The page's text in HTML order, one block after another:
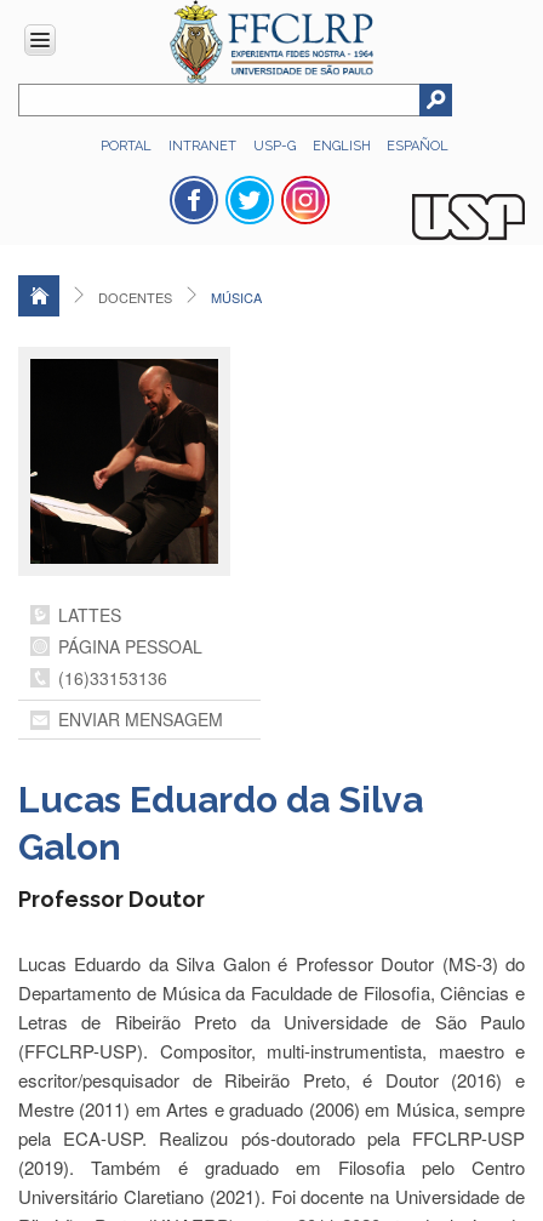
PORTAL INTRANET USP-G ENGLISH ESPAÑOL
INSTITUCIONAL
Histórico
Administração
FFCLRP
-
60
anos
GRADUAÇÃO
Apresentação
Atendimento
Online
Cursos
da
Ingresso
e
Horários
Estágios
Permanência
Estudantil
Formulários
Agremiações
Diplomas
DOCENTES MÚSICA
LATTES
PÁGINA PESSOAL
(16)33153136
ENVIAR MENSAGEM
Lucas Eduardo da Silva
Galon
Professor Doutor
Lucas Eduardo da Silva Galon é Professor Doutor (MS-3) do
Departamento de Música da Faculdade de Filosofia, Ciências e
Letras de Ribeirão Preto da Universidade de São Paulo
(FFCLRP-USP). Compositor, multi-instrumentista, maestro e
escritor/pesquisador de Ribeirão Preto, é Doutor (2016) e
Mestre (2011) em Artes e graduado (2006) em Música, sempre
pela ECA-USP. Realizou pós-doutorado pela FFCLRP-USP
(2019). Também é graduado em Filosofia pelo Centro
Universitário Claretiano (2021). Foi docente na Universidade de